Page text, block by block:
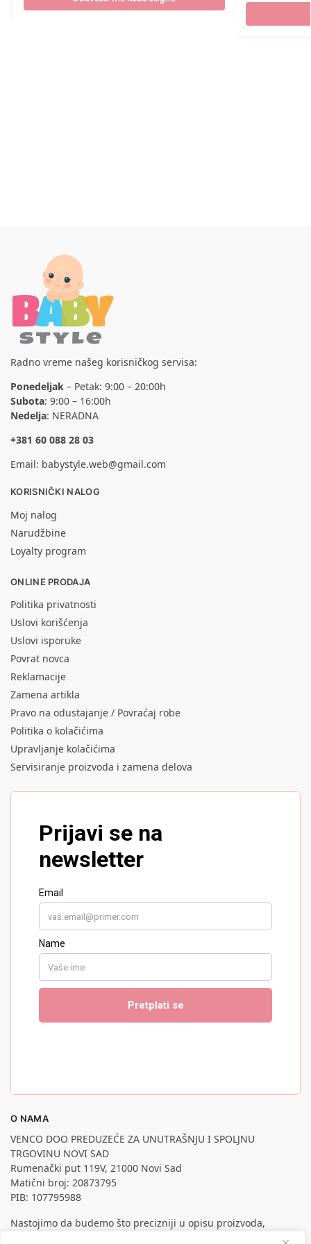
Radno vreme našeg korisničkog servisa:
Ponedeljak – Petak: 9:00 – 20:00h
Subota: 9:00 – 16:00h
Nedelja: NERADNA
+381 60 088 28 03
Email: babystyle.web@gmail.com
KORISNIČKI NALOG
Moj nalog
Narudžbine
Loyalty program
ONLINE PRODAJA
Politika privatnosti
Uslovi korišćenja
Uslovi isporuke
Povrat novca
Reklamacije
Zamena artikla
Pravo na odustajanje / Povraćaj robe
Politika o kolačićima
Upravljanje kolačićima
Servisiranje proizvoda i zamena delova
O NAMA
VENCO DOO PREDUZEĆE ZA UNUTRAŠNJU I SPOLJNU
TRGOVINU NOVI SAD
Rumenački put 119V, 21000 Novi Sad
Matični broj: 20873795
PIB: 107795988
Nastojimo da budemo što precizniji u opisu proizvoda,
prikazu slika i samih cena, ali ne možemo garantovati da su